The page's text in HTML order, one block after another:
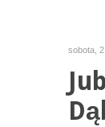
sobota,